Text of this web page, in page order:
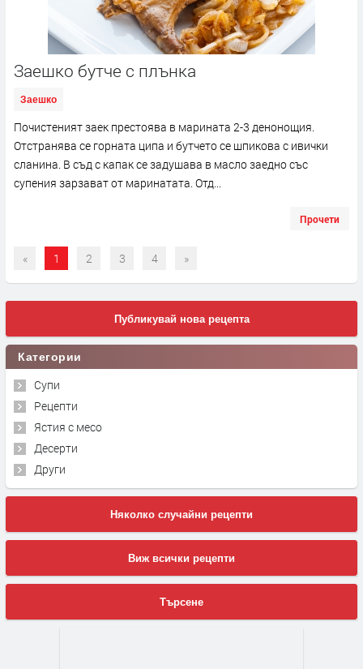
Заешко бутче с плънка
Заешко
Почистеният заек престоява в марината 2-3 денонощия.
Отстранява се горната ципа и бутчето се шпикова с ивички
сланина. В съд с капак се задушава в масло заедно със
супения зарзават от маринатата. Отд...
Прочети
« 1 2 3 4 »
Публикувай нова рецепта
Категории
Супи
Рецепти
Ястия с месо
Десерти
Други
Няколко случайни рецепти
Виж всички рецепти
Търсене